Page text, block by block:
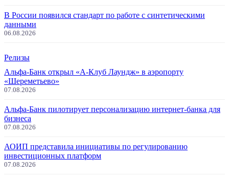
В России появился стандарт по работе с синтетическими
данными
06.08.2026
Релизы
Альфа-Банк открыл «А-Клуб Лаундж» в аэропорту
«Шереметьево»
07.08.2026
Альфа-Банк пилотирует персонализацию интернет-банка для
бизнеса
07.08.2026
АОИП представила инициативы по регулированию
инвестиционных платформ
07.08.2026